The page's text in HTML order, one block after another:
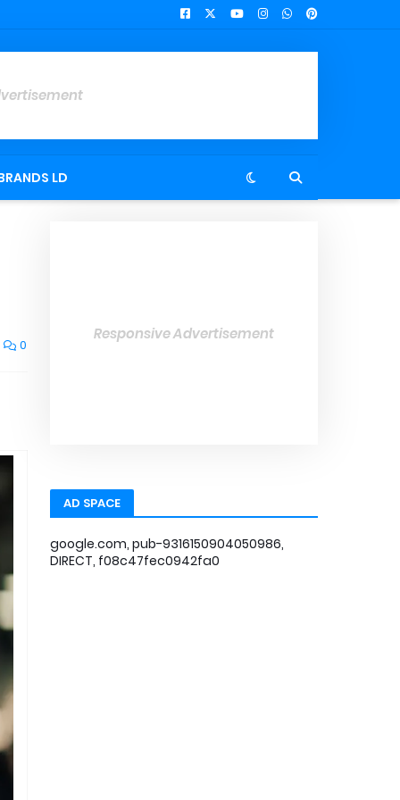
LD
0
Responsive Advertisement
AD SPACE
google.com, pub-9316150904050986,
DIRECT, f08c47fec0942fa0